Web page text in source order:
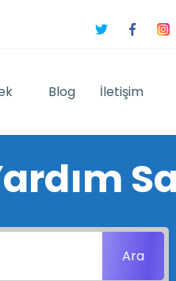
Blog İletişim
Ara